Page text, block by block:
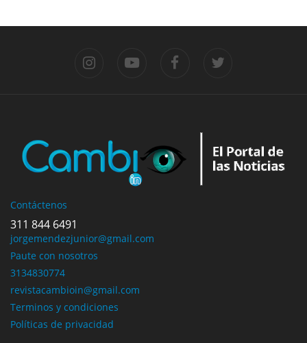
Contáctenos
311 844 6491
jorgemendezjunior@gmail.com
Paute con nosotros
3134830774
revistacambioin@gmail.com
Terminos y condiciones
Políticas de privacidad